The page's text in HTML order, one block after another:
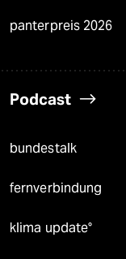
panterpreis 2026
Podcast
bundestalk
fernverbindung
klima update°